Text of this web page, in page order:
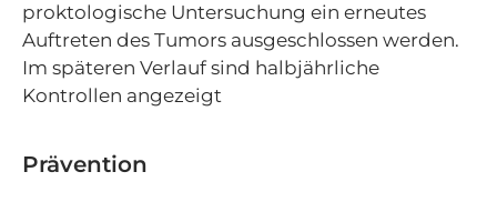
proktologische Untersuchung ein erneutes
Auftreten des Tumors ausgeschlossen werden.
Im späteren Verlauf sind halbjährliche
Kontrollen angezeigt
Prävention